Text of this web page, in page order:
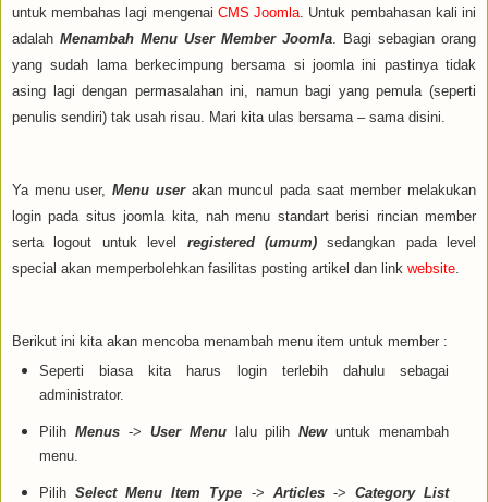
untuk membahas lagi mengenai CMS Joomla. Untuk pembahasan kali ini
adalah Menambah Menu User Member Joomla. Bagi sebagian orang
yang sudah lama berkecimpung bersama si joomla ini pastinya tidak
asing lagi dengan permasalahan ini, namun bagi yang pemula (seperti
penulis sendiri) tak usah risau. Mari kita ulas bersama – sama disini.
Ya menu user,Menu userakan muncul pada saat member melakukan
login pada situs joomla kita, nah menu standart berisi rincian member
serta logout untuk level registered (umum)sedangkan pada level
special akan memperbolehkan fasilitas posting artikel dan link website.
Berikut ini kita akan mencoba menambah menu item untuk member :
Seperti biasa kita harus login terlebih dahulu sebagai
administrator.
Pilih Menus -> User Menulalu pilihNewuntuk menambah
menu.
Pilih Select Menu Item Type -> Articles->Category List